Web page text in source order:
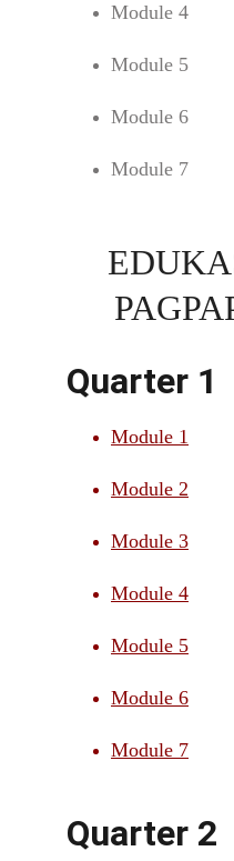
Module 4
Module 5
Module 6
Module 7
Quarter 1
Quarter 2
Module 1
Module 2
Module 3
Module 4
Module 5
Module 6
Module 7